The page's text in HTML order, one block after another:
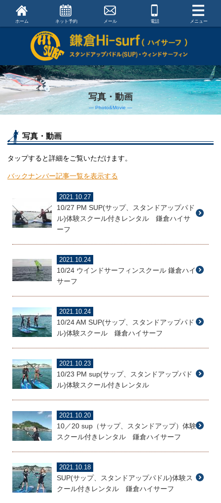
ホーム ネット予約 メール 電話 メニュー
写真・動画
― Photo&Movie ―
写真・動画
タップすると詳細をご覧いただけます。
バックナンバー記事一覧を表示する
2021.10.27
10/27 PM SUP(サップ、スタンドアップパド
ル)体験スクール付きレンタル 鎌倉ハイサ
ーフ
2021.10.24
10/24 ウインドサーフィンスクール 鎌倉ハイ
サーフ
2021.10.24
10/24 AM SUP(サップ、スタンドアップパド
ル)体験スクール 鎌倉ハイサーフ
2021.10.23
10/23 PM sup(サップ、スタンドアップパド
ル)体験スクール付きレンタル
2021.10.20
10／20 sup（サップ、スタンドアップ）体験
スクール付きレンタル 鎌倉ハイサーフ
2021.10.18
SUP(サップ、スタンドアップパドル)体験ス
クール付きレンタル 鎌倉ハイサーフ